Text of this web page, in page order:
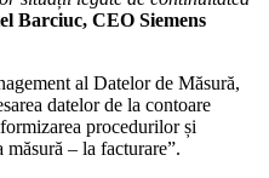
Barciuc, CEO Siemens
al Datelor de Măsură,
datelor de la contoare
procedurilor și
– la facturare”.